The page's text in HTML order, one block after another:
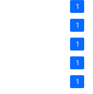
1
1
1
1
1